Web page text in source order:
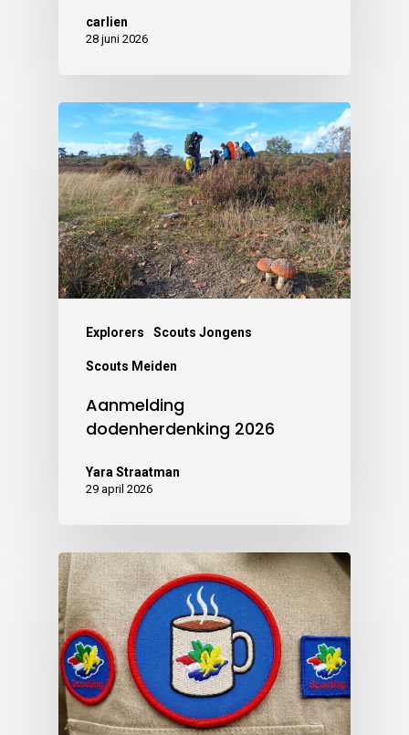
carlien
28 juni 2026
Explorers Scouts Jongens
Scouts Meiden
Aanmelding
dodenherdenking 2026
Yara Straatman
29 april 2026